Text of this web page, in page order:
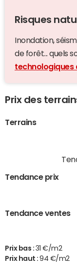
Risques
Inondation,
de forêt... quels
technologiques
Prix des
Terrains
Tendance prix
Tendance ventes
Prix bas : 31 €/m2
Prix haut :94 €/m2